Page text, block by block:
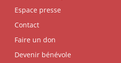
Espace presse
Contact
Faire un don
Devenir bénévole